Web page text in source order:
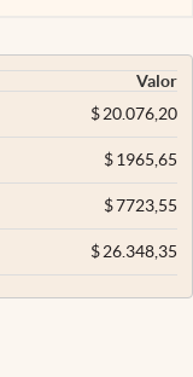
Valor
$20.076,20
$1965,65
$7723,55
$26.348,35